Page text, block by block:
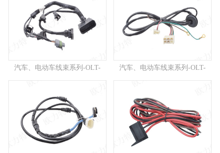
汽车、电动车线束系列-OLT-
汽车、电动车线束系列-OLT-